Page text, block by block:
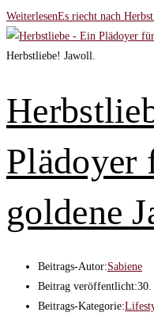
WeiterlesenEs riecht nach
Herbstliebe! Jawoll.
Plädoyer
goldene
Beitrags-Autor:Sabiene
Beitrag veröffentlicht:30.
Beitrags-Kategorie: